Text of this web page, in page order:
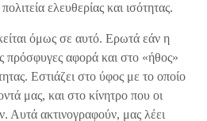
ελευθερίας και ισότητας.
όμως σε αυτό. Ερωτά εάν η
πρόσφυγες αφορά και στο «ήθος»
Εστιάζει στο ύφος με το οποίο
μας, και στο κίνητρο που οι
Αυτά ακτινογραφούν, μας λέει